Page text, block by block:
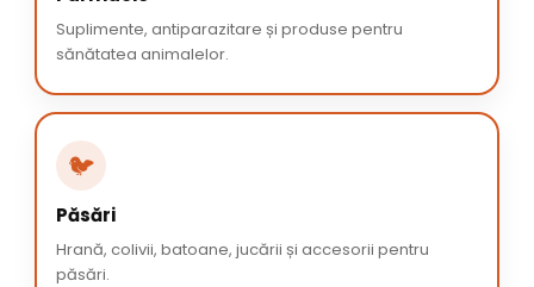
Suplimente, antiparazitare și produse pentru
sănătatea animalelor.
🐦
Păsări
Hrană, colivii, batoane, jucării și accesorii pentru
păsări.